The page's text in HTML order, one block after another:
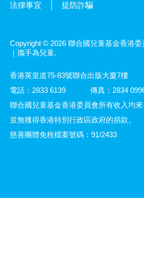
法律事宜 提防詐騙
Copyright © 2026 聯合國兒童基金香港
｜攜手為兒童.
香港英皇道75-83號聯合出版大廈7樓
電話：2833 6139
傳真：2834
聯合國兒童基金香港委員會所有收入均
並無獲得香港特別行政區政府的捐款。
慈善團體免稅檔案號碼：91/2433